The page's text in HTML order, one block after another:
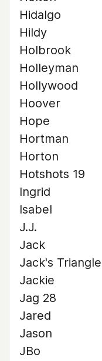
Hidalgo
Hildy
Holbrook
Holleyman
Hollywood
Hoover
Hope
Hortman
Horton
Hotshots 19
Ingrid
Isabel
J.J.
Jack
Jack's Triangle
Jackie
Jag 28
Jared
Jason
JBo